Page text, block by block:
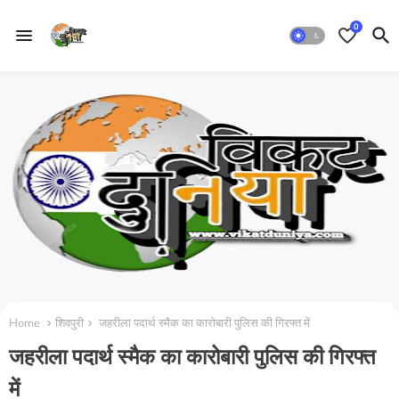
0
Home शिवपुरी जहरीला पदार्थ स्मैक का कारोबारी पुलिस की गिरफ्त में
जहरीला पदार्थ स्मैक का कारोबारी पुलिस की गिरफ्त
में